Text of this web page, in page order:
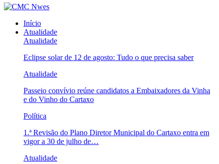
Início
Atualidade
Atualidade
Eclipse solar de 12 de agosto: Tudo o que precisa saber
Atualidade
Passeio convívio reúne candidatos a Embaixadores da Vinha
e do Vinho do Cartaxo
Política
1.ª Revisão do Plano Diretor Municipal do Cartaxo entra em
vigor a 30 de julho de…
Atualidade